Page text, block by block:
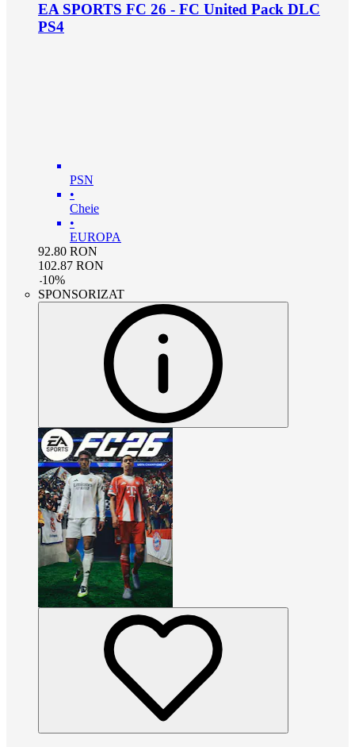
EA SPORTS FC 26 - FC United Pack DLC
PS4
PSN
•
Cheie
•
EUROPA
92.80 RON
102.87 RON
-10%
SPONSORIZAT